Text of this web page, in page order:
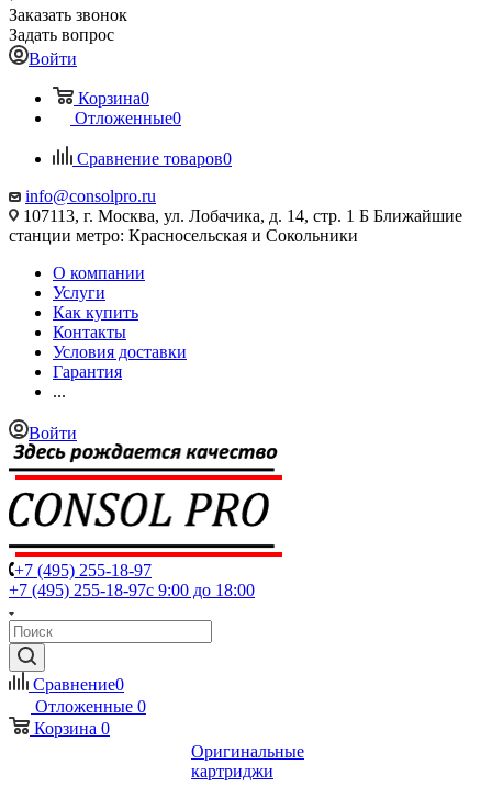
Заказать звонок
Задать вопрос
Войти
Корзина0
Отложенные0
Сравнение товаров0
info@consolpro.ru
107113, г. Москва, ул. Лобачика, д. 14, стр. 1 Б Ближайшие
станции метро: Красносельская и Сокольники
О компании
Услуги
Как купить
Контакты
Условия доставки
Гарантия
...
Войти
+7 (495) 255-18-97
+7 (495) 255-18-97с 9:00 до 18:00
Сравнение0
Отложенные 0
Корзина 0
Оригинальные
картриджи